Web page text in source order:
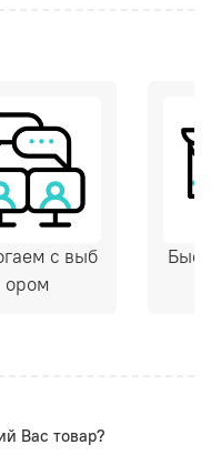
с выб
ором
Вас товар?